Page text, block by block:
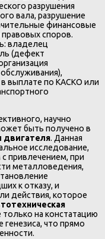
разрушения
вала, разрушение
финансовые
споров.
владелец
(дефект
в выплате по КАСКО или
научно
быть получено в
двигателя. Данная
исследование,
привлечением, при
металловедения,
к отказу, и
действия, которое
только на констатацию
что прямо